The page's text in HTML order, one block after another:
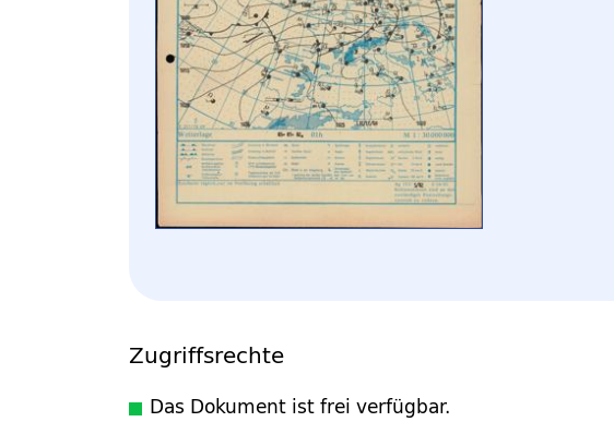
Zugriffsrechte
Das Dokument ist frei verfügbar.